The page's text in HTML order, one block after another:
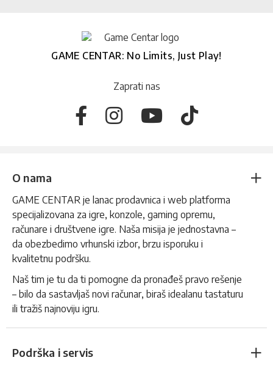
GAME CENTAR: No Limits, Just Play!
Zaprati nas
O nama
GAME CENTAR je lanac prodavnica i web platforma
specijalizovana za igre, konzole, gaming opremu,
računare i društvene igre. Naša misija je jednostavna –
da obezbedimo vrhunski izbor, brzu isporuku i
kvalitetnu podršku.
Naš tim je tu da ti pomogne da pronađeš pravo rešenje
– bilo da sastavljaš novi računar, biraš idealanu tastaturu
ili tražiš najnoviju igru.
Podrška i servis